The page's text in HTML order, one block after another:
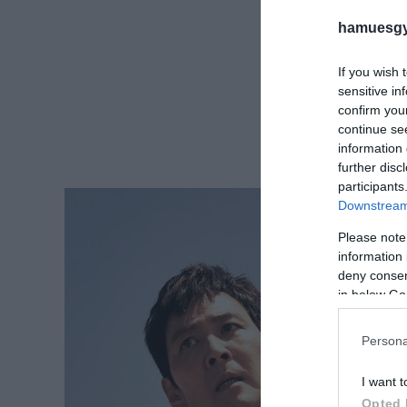
If you wish
sensitive
confirm
continue
information
further
Please
information
deny
in below
I want
Opted